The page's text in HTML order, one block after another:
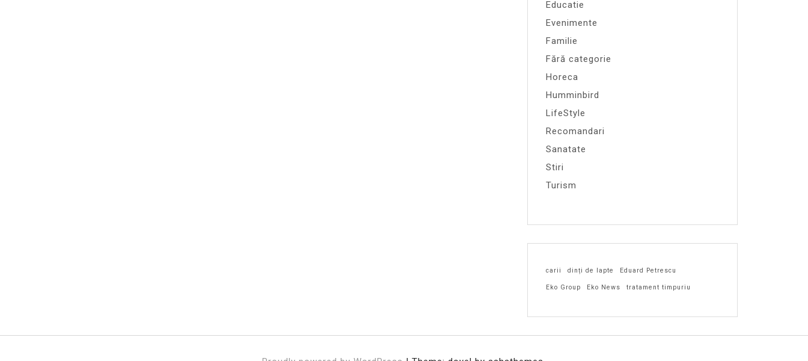
Educatie
Evenimente
Familie
Fără categorie
Horeca
Humminbird
LifeStyle
Recomandari
Sanatate
Stiri
Turism
carii dinți de lapte Eduard Petrescu
Eko Group Eko News tratament timpuriu